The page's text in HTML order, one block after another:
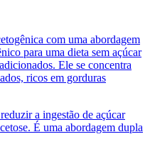
com uma abordagem
para uma dieta sem açúcar
Ele se concentra
ricos em gorduras
a ingestão de açúcar
É uma abordagem dupla